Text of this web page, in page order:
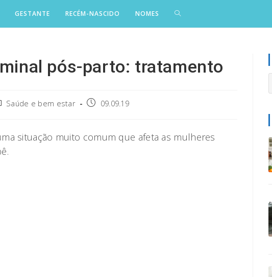
GESTANTE RECÉM-NASCIDO NOMES
pós-parto: tratamento
Saúde e bem estar
Post09.09.19
situação muito comum que afeta as mulheres